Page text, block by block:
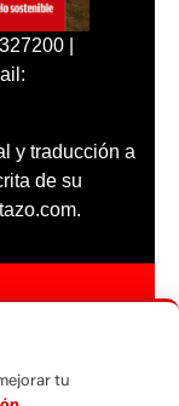
|
y traducción a
de su
tu